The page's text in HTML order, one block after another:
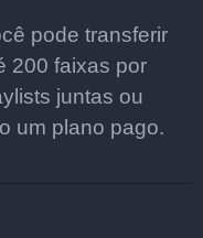
pode transferir
200 faixas por
juntas ou
um plano pago.